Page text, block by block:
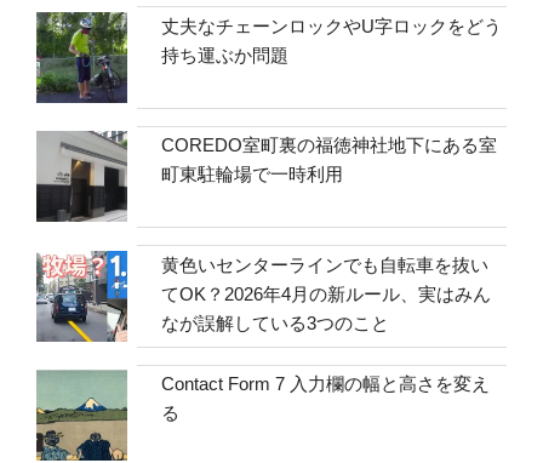
丈夫なチェーンロックやU字ロックをどう
持ち運ぶか問題
COREDO室町裏の福徳神社地下にある室
町東駐輪場で一時利用
黄色いセンターラインでも自転車を抜い
てOK？2026年4月の新ルール、実はみん
なが誤解している3つのこと
Contact Form 7 入力欄の幅と高さを変え
る